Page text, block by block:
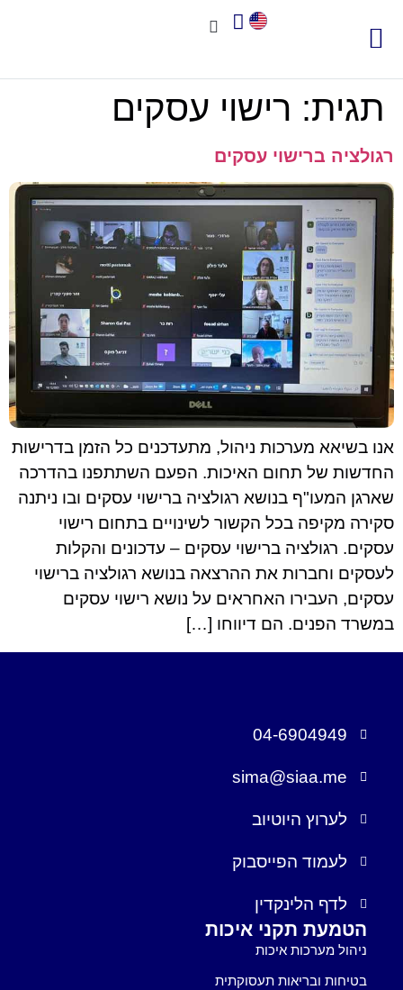
תגית: רישוי עסקים
רגולציה ברישוי עסקים
אנו בשיאא מערכות ניהול, מתעדכנים כל הזמן בדרישות
החדשות של תחום האיכות. הפעם השתתפנו בהדרכה
שארגן המעו"ף בנושא רגולציה ברישוי עסקים ובו ניתנה
סקירה מקיפה בכל הקשור לשינויים בתחום רישוי
עסקים. רגולציה ברישוי עסקים – עדכונים והקלות
לעסקים וחברות את ההרצאה בנושא רגולציה ברישוי
עסקים, העבירו האחראים על נושא רישוי עסקים
במשרד הפנים. הם דיווחו […]
04-6904949
sima@siaa.me
לערוץ היוטיוב
לעמוד הפייסבוק
לדף הלינקדין
הטמעת תקני איכות
ניהול מערכות איכות
בטיחות ובריאות תעסוקתית